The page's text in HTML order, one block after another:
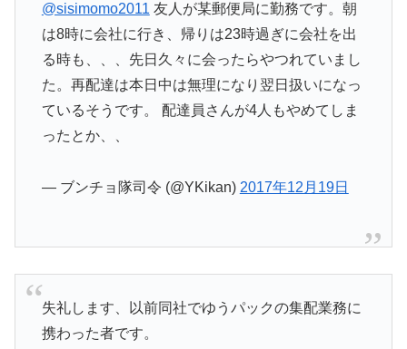
@sisimomo2011友人が某郵便局に勤務です。朝
は8時に会社に行き、帰りは23時過ぎに会社を出
る時も、、、先日久々に会ったらやつれていまし
た。再配達は本日中は無理になり翌日扱いになっ
ているそうです。 配達員さんが4人もやめてしま
ったとか、、
— ブンチョ隊司令 (@YKikan) 2017年12月19日
失礼します、以前同社でゆうパックの集配業務に
携わった者です。